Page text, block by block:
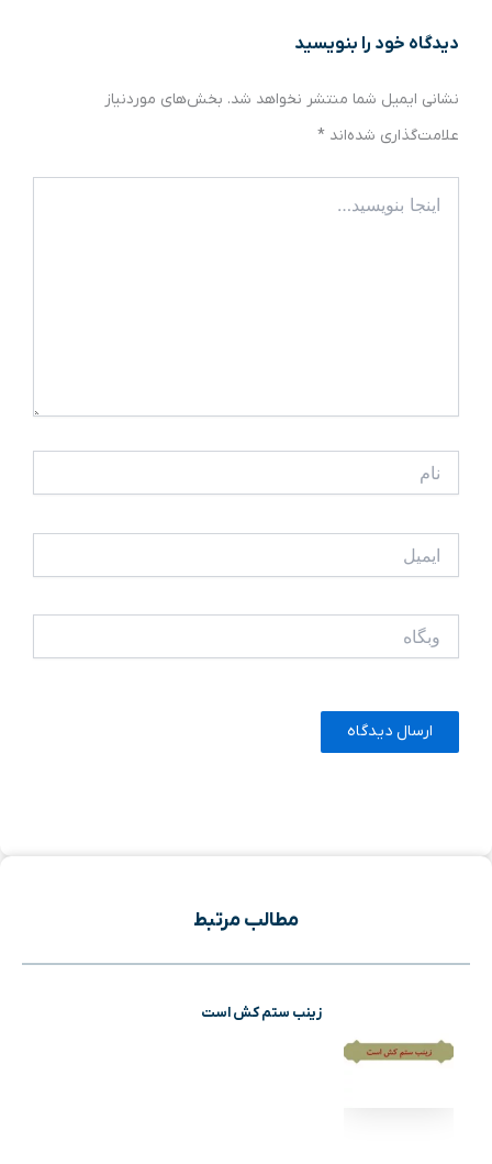
دیدگاه‌ خود را بنویسید
نشانی ایمیل شما منتشر نخواهد شد. بخش‌های موردنیاز
علامت‌گذاری شده‌اند *
بنویسید…
مطالب مرتبط
زینب ستم کش است